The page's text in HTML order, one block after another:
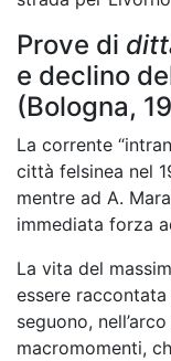
Prove di
e declino
(Bologna,
La corrente
città felsinea nel
mentre ad A.
immediata forza
La vita del
essere
seguono,
macromomenti,